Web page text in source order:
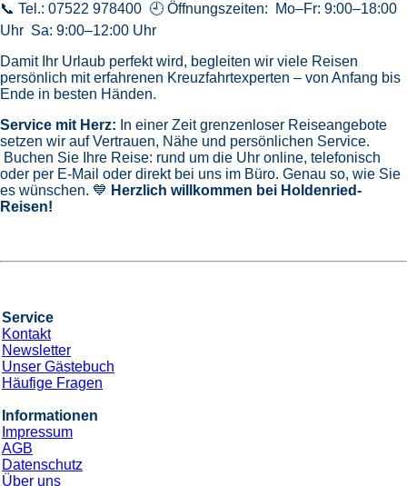
📞 Tel.: 07522 978400 🕘 Öffnungszeiten: Mo–Fr: 9:00–18:00
Uhr Sa: 9:00–12:00 Uhr
Damit Ihr Urlaub perfekt wird, begleiten wir viele Reisen
persönlich mit erfahrenen Kreuzfahrtexperten – von Anfang bis
Ende in besten Händen.
Service mit Herz: In einer Zeit grenzenloser Reiseangebote
setzen wir auf Vertrauen, Nähe und persönlichen Service.
Buchen Sie Ihre Reise: rund um die Uhr online, telefonisch
oder per E-Mail oder direkt bei uns im Büro. Genau so, wie Sie
es wünschen. 💙 Herzlich willkommen bei Holdenried-
Reisen!
Service
Kontakt
Newsletter
Unser Gästebuch
Häufige Fragen
Informationen
Impressum
AGB
Datenschutz
Über uns